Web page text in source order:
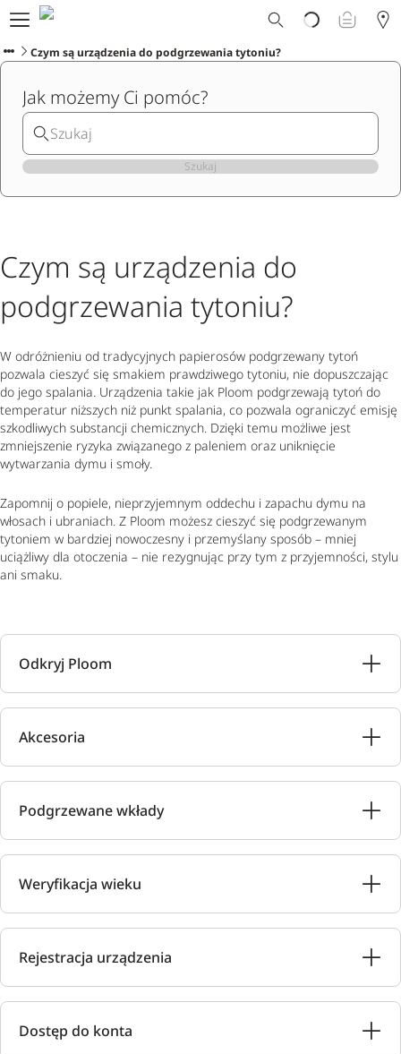
Dlaczego Ploom?
Sklep
Oferty Specjalne
Wsparcie
Wydarzenia
Sklepy Ploom
Czym są urządzenia do podgrzewania tytoniu?
Jak możemy Ci pomóc?
Szukaj
Czym są urządzenia do
podgrzewania tytoniu?
W odróżnieniu od tradycyjnych papierosów podgrzewany tytoń
pozwala cieszyć się smakiem prawdziwego tytoniu, nie dopuszczając
do jego spalania. Urządzenia takie jak Ploom podgrzewają tytoń do
temperatur niższych niż punkt spalania, co pozwala ograniczyć emisję
szkodliwych substancji chemicznych. Dzięki temu możliwe jest
zmniejszenie ryzyka związanego z paleniem oraz uniknięcie
wytwarzania dymu i smoły.
Zapomnij o popiele, nieprzyjemnym oddechu i zapachu dymu na
włosach i ubraniach. Z Ploom możesz cieszyć się podgrzewanym
tytoniem w bardziej nowoczesny i przemyślany sposób – mniej
uciążliwy dla otoczenia – nie rezygnując przy tym z przyjemności, stylu
ani smaku.
Odkryj Ploom
Akcesoria
Podgrzewane wkłady
Weryfikacja wieku
Rejestracja urządzenia
Dostęp do konta